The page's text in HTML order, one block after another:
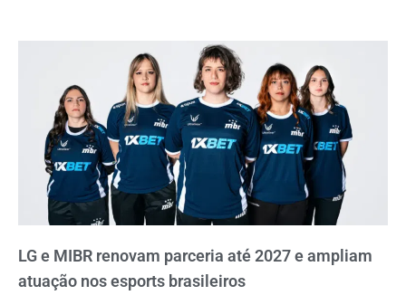
LG e MIBR renovam parceria até 2027 e ampliam
atuação nos esports brasileiros